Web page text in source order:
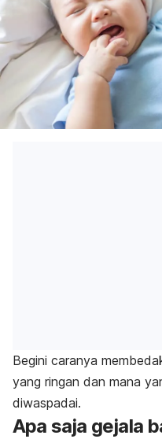
Begini caranya
yang ringan dan mana
diwaspadai.
Apa saja gejala